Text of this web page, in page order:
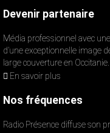
Devenir partenaire
Média professionnel avec
d’une exceptionnelle image
large couverture en Occitanie.
En savoir plus
Nos fréquences
Radio Présence diffuse son